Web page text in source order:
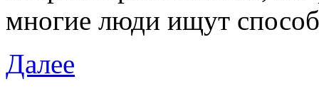
многие люди ищут
Далее